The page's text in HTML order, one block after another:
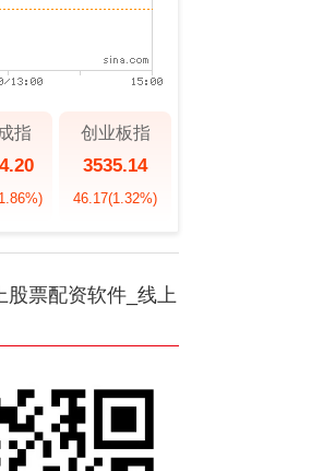
指 创业板指
3535.14
46.17(1.32%)
股票配资软件_线上